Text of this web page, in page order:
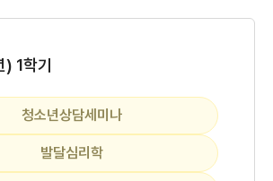
1학기
청소년상담세미나
발달심리학